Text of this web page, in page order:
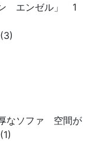
ン エンゼル」 1
なソファ 空間が